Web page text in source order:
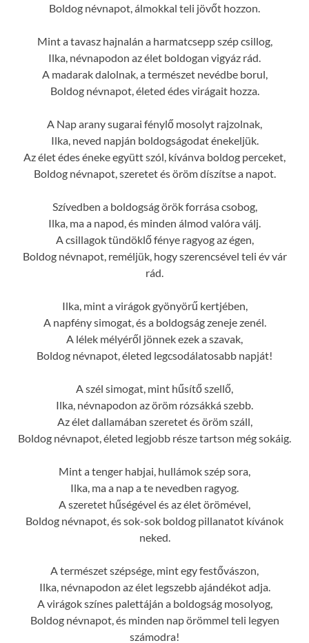
Boldog névnapot, álmokkal teli jövőt hozzon.
Mint a tavasz hajnalán a harmatcsepp szép csillog,
Ilka, névnapodon az élet boldogan vigyáz rád.
A madarak dalolnak, a természet nevédbe borul,
Boldog névnapot, életed édes virágait hozza.
A Nap arany sugarai fénylő mosolyt rajzolnak,
Ilka, neved napján boldogságodat énekeljük.
Az élet édes éneke együtt szól, kívánva boldog perceket,
Boldog névnapot, szeretet és öröm díszítse a napot.
Szívedben a boldogság örök forrása csobog,
Ilka, ma a napod, és minden álmod valóra válj.
A csillagok tündöklő fénye ragyog az égen,
Boldog névnapot, reméljük, hogy szerencsével teli év vár
rád.
Ilka, mint a virágok gyönyörű kertjében,
A napfény simogat, és a boldogság zeneje zenél.
A lélek mélyéről jönnek ezek a szavak,
Boldog névnapot, életed legcsodálatosabb napját!
A szél simogat, mint hűsítő szellő,
Ilka, névnapodon az öröm rózsákká szebb.
Az élet dallamában szeretet és öröm száll,
Boldog névnapot, életed legjobb része tartson még sokáig.
Mint a tenger habjai, hullámok szép sora,
Ilka, ma a nap a te nevedben ragyog.
A szeretet hűségével és az élet örömével,
Boldog névnapot, és sok-sok boldog pillanatot kívánok
neked.
A természet szépsége, mint egy festővászon,
Ilka, névnapodon az élet legszebb ajándékot adja.
A virágok színes palettáján a boldogság mosolyog,
Boldog névnapot, és minden nap örömmel teli legyen
számodra!